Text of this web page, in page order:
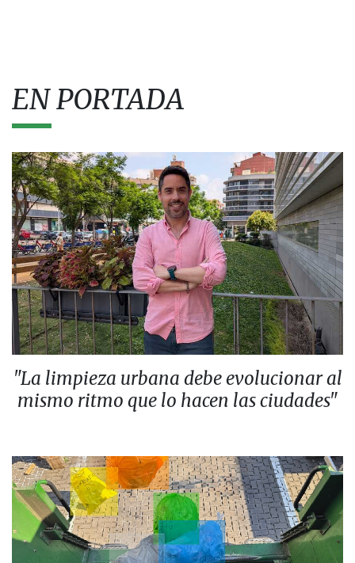
EN PORTADA
"La limpieza urbana debe evolucionar al
mismo ritmo que lo hacen las ciudades"